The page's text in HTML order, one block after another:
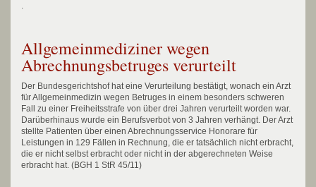
.
Allgemeinmediziner wegen
Abrechnungsbetruges verurteilt
Der Bundesgerichtshof hat eine Verurteilung bestätigt, wonach ein Arzt
für Allgemeinmedizin wegen Betruges in einem besonders schweren
Fall zu einer Freiheitsstrafe von über drei Jahren verurteilt worden war.
Darüberhinaus wurde ein Berufsverbot von 3 Jahren verhängt. Der Arzt
stellte Patienten über einen Abrechnungsservice Honorare für
Leistungen in 129 Fällen in Rechnung, die er tatsächlich nicht erbracht,
die er nicht selbst erbracht oder nicht in der abgerechneten Weise
erbracht hat. (BGH 1 StR 45/11)